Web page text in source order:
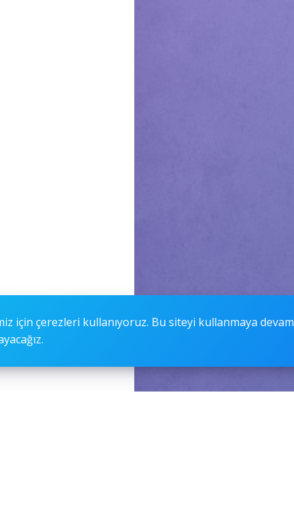
için çerezleri kullanıyoruz. Bu siteyi kullanmaya devam